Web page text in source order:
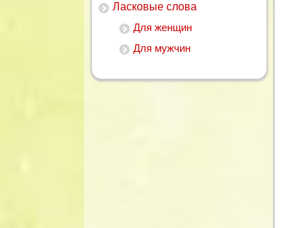
Ласковые слова
Для женщин
Для мужчин